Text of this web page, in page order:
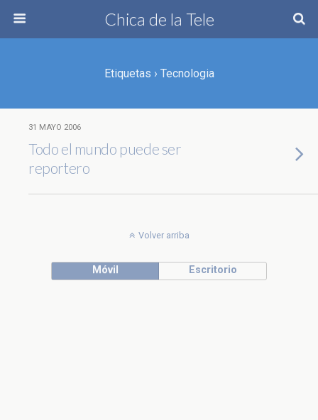
Chica de la Tele
Etiquetas › Tecnologia
31 MAYO 2006
Todo el mundo puede ser
reportero
Volver arriba
Móvil Escritorio